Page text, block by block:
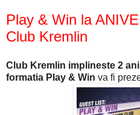
Play & Win la
Club Kremlin
Club Kremlin implineste 2
formatia Play & Win va fi